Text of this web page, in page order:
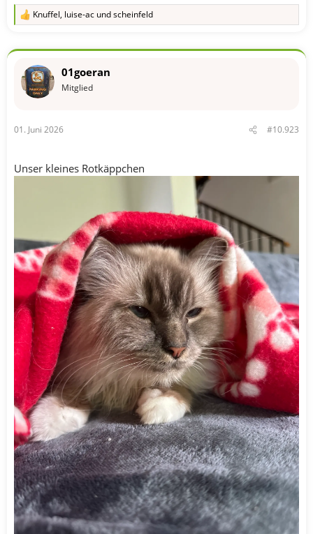
R
k
o
:
Knuffel, luise-ac undscheinfeld
01goeran
Mitglied
01. Juni 2026 #10.923
Unser kleines Rotkäppchen